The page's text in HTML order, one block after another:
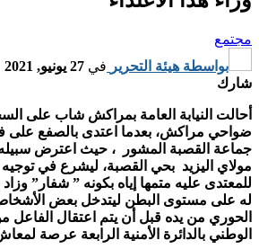
مجتمع
بواسطة هيئة التحرير في 27 يونيو, 2021
شارك
أحالت النيابة العامة بمراكش شاب على
ضواحي مراكش، بعدما اعتدى بالصفع على
جماعة القصبة المشور ، حيث اعترض
مولاي اليزيد بحي القصبة، ليشرع في
للمعتدى عليه متمها إياه بكونه ” شفار”
له على مستوى البطن ليتدخل بعض
الحوري من يده قبل أن يتم اعتقال
الوطني بالدائرة الأمنية الرابعة عرصة